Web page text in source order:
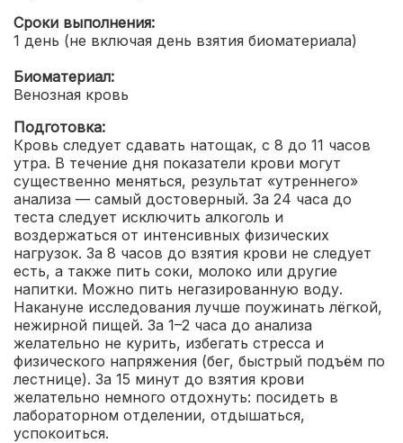
Сроки выполнения:
1 день (не включая день взятия биоматериала)
Биоматериал:
Венозная кровь
Подготовка:
Кровь следует сдавать натощак, с 8 до 11 часов
утра. В течение дня показатели крови могут
существенно меняться, результат «утреннего»
анализа — самый достоверный. За 24 часа до
теста следует исключить алкоголь и
воздержаться от интенсивных физических
нагрузок. За 8 часов до взятия крови не следует
есть, а также пить соки, молоко или другие
напитки. Можно пить негазированную воду.
Накануне исследования лучше поужинать лёгкой,
нежирной пищей. За 1–2 часа до анализа
желательно не курить, избегать стресса и
физического напряжения (бег, быстрый подъём по
лестнице). За 15 минут до взятия крови
желательно немного отдохнуть: посидеть в
лабораторном отделении, отдышаться,
успокоиться.